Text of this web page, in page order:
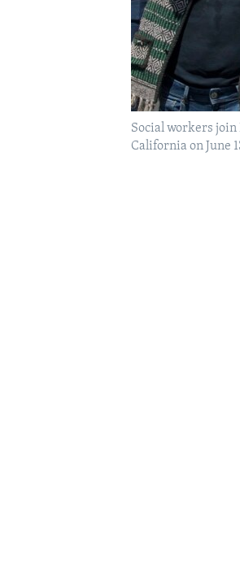
Social workers
California on June